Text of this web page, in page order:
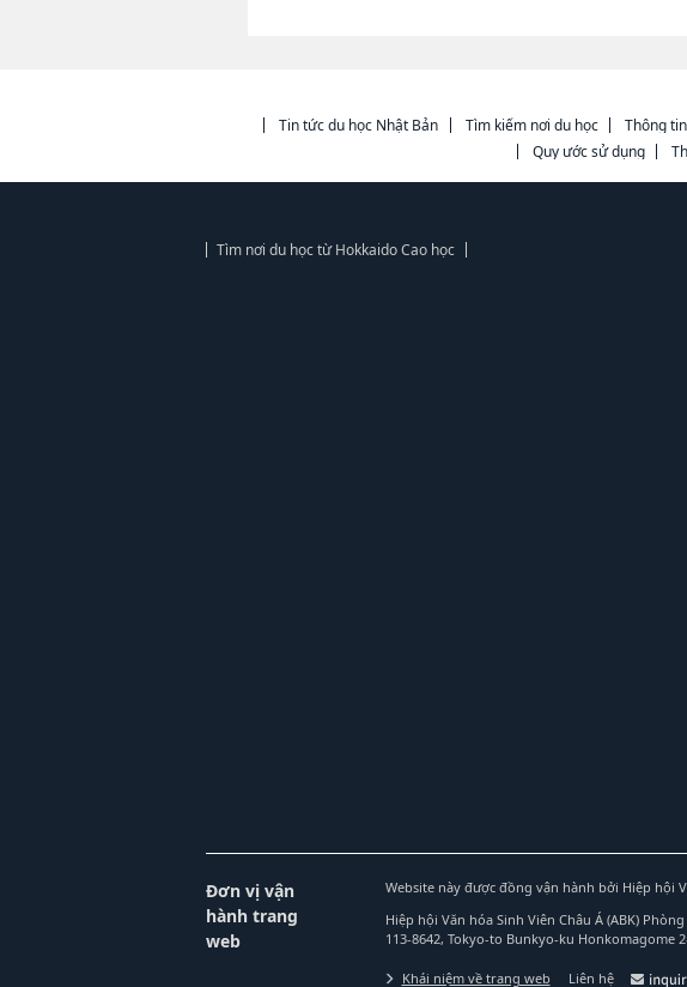
Tin tức du học Nhật Bản Tìm kiếm nơi du học Thông
Quy ước sử dụng
Tìm nơi du học từ Hokkaido Cao học
Đơn vị vận
hành trang
web
Website này được đồng vận hành bởi Hiệp hội
Hiệp hội Văn hóa Sinh Viên Châu Á (ABK)
113-8642, Tokyo-to Bunkyo-ku Honkomagome
Khái niệm về trang web Liên hệ